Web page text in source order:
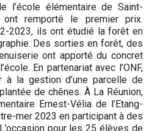
l’école élémentaire de Saint-
ont remporté le premier prix.
2023, ils ont étudié la forêt en
Des sorties en forêt, des
ont apporté du concret
En partenariat avec l’ONF,
à la gestion d’une parcelle de
de chênes. À La Réunion,
Ernest-Vélia de l’Etang-
mer 2023 en participant à des
pour les 25 élèves de